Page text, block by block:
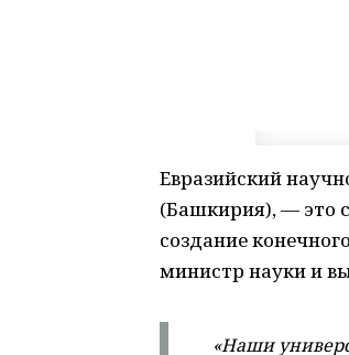
Евразийский
(Башкирия), — это
создание
министр науки и
«Наши